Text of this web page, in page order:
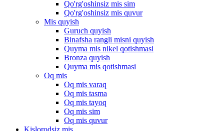
Qo'rg'oshinsiz mis sim
Qo'rg'oshinsiz mis quvur
Mis quyish
Guruch quyish
Binafsha rangli misni quyish
Quyma mis nikel qotishmasi
Bronza quyish
Quyma mis qotishmasi
Oq mis
Oq mis varaq
Oq mis tasma
Oq mis tayoq
Oq mis sim
Oq mis quvur
Kislorodsiz mis